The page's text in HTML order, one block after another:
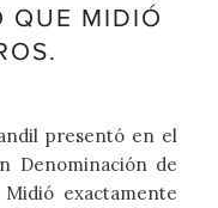
QUE MIDIÓ
presentó en el
Denominación de
exactamente